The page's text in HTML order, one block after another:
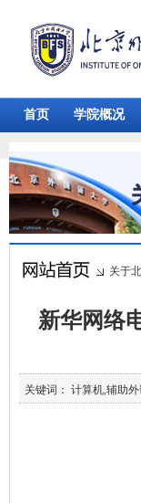
首页 学院概况
关于
新华网络
关键词： 计算机,辅助